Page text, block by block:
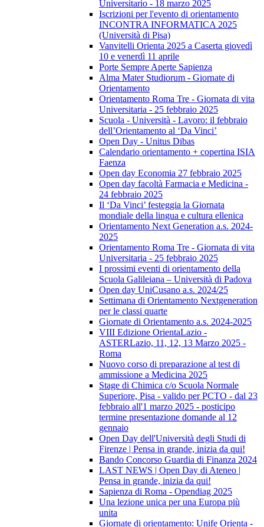
Universitario - 18 marzo 2025
Iscrizioni per l'evento di orientamento
INCONTRA INFORMATICA 2025
(Università di Pisa)
Vanvitelli Orienta 2025 a Caserta giovedì
10 e venerdì 11 aprile
Porte Sempre Aperte Sapienza
Alma Mater Studiorum - Giornate di
Orientamento
Orientamento Roma Tre - Giornata di vita
Universitaria - 25 febbraio 2025
Scuola - Università - Lavoro: il febbraio
dell’Orientamento al ‘Da Vinci’
Open Day - Unitus Dibas
Calendario orientamento + copertina ISIA
Faenza
Open day Economia 27 febbraio 2025
Open day facoltà Farmacia e Medicina -
24 febbraio 2025
Il ‘Da Vinci’ festeggia la Giornata
mondiale della lingua e cultura ellenica
Orientamento Next Generation a.s. 2024-
2025
Orientamento Roma Tre - Giornata di vita
Universitaria - 25 febbraio 2025
I prossimi eventi di orientamento della
Scuola Galileiana – Università di Padova
Open day UniCusano a.s. 2024/25
Settimana di Orientamento Nextgeneration
per le classi quarte
Giornate di Orientamento a.s. 2024-2025
VIII Edizione OrientaLazio -
ASTERLazio, 11, 12, 13 Marzo 2025 -
Roma
Nuovo corso di preparazione al test di
ammissione a Medicina 2025
Stage di Chimica c/o Scuola Normale
Superiore, Pisa - valido per PCTO - dal 23
febbraio all'1 marzo 2025 - posticipo
termine presentazione domande al 12
gennaio
Open Day dell'Università degli Studi di
Firenze | Pensa in grande, inizia da qui!
Bando Concorso Guardia di Finanza 2024
LAST NEWS | Open Day di Ateneo |
Pensa in grande, inizia da qui!
Sapienza di Roma - Opendiag 2025
Una lezione unica per una Europa più
unita
Giornate di orientamento: Unife Orienta -